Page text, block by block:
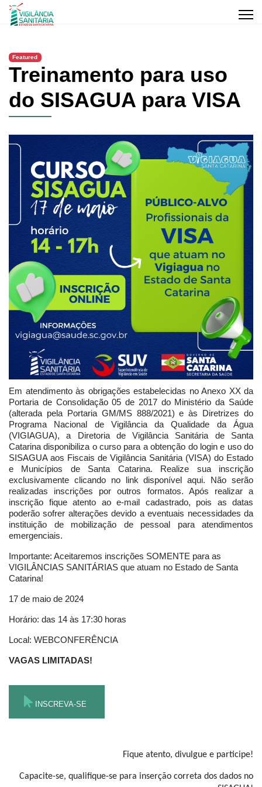
Featured
Treinamento para uso
do SISAGUA para VISA
Em atendimento às obrigações estabelecidas no Anexo XX da
Portaria de Consolidação 05 de 2017 do Ministério da Saúde
(alterada pela Portaria GM/MS 888/2021) e às Diretrizes do
Programa Nacional de Vigilância da Qualidade da Água
(VIGIAGUA), a Diretoria de Vigilância Sanitária de Santa
Catarina disponibiliza o curso para a obtenção do login e uso do
SISAGUA aos Fiscais de Vigilância Sanitária (VISA) do Estado
e Municípios de Santa Catarina. Realize sua inscrição
exclusivamente clicando no link disponível aqui. Não serão
realizadas inscrições por outros formatos. Após realizar a
inscrição fique atento ao e-mail cadastrado, pois as datas
poderão sofrer alterações devido a eventuais necessidades da
instituição de mobilização de pessoal para atendimentos
emergenciais.
Importante: Aceitaremos inscrições SOMENTE para as
VIGILÂNCIAS SANITÁRIAS que atuam no Estado de Santa
Catarina!
17 de maio de 2024
Horário: das 14 às 17:30 horas
Local: WEBCONFERÊNCIA
VAGAS LIMITADAS!
INSCREVA-SE
Fique atento, divulgue e participe!
Capacite-se, qualifique-se para inserção correta dos dados no